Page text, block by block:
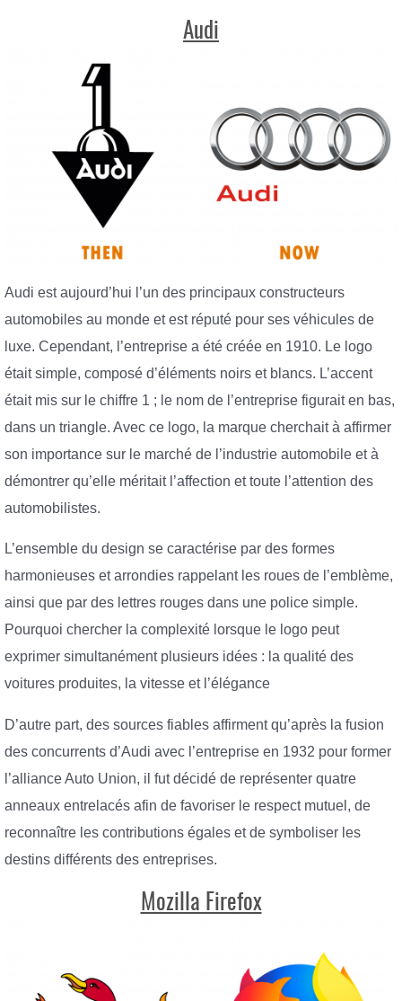
Audi
Audi est aujourd’hui l’un des principaux constructeurs
automobiles au monde et est réputé pour ses véhicules de
luxe. Cependant, l’entreprise a été créée en 1910. Le logo
était simple, composé d’éléments noirs et blancs. L’accent
était mis sur le chiffre 1 ; le nom de l’entreprise figurait en bas,
dans un triangle. Avec ce logo, la marque cherchait à affirmer
son importance sur le marché de l’industrie automobile et à
démontrer qu’elle méritait l’affection et toute l’attention des
automobilistes.
L’ensemble du design se caractérise par des formes
harmonieuses et arrondies rappelant les roues de l’emblème,
ainsi que par des lettres rouges dans une police simple.
Pourquoi chercher la complexité lorsque le logo peut
exprimer simultanément plusieurs idées : la qualité des
voitures produites, la vitesse et l’élégance
D’autre part, des sources fiables affirment qu’après la fusion
des concurrents d’Audi avec l’entreprise en 1932 pour former
l’alliance Auto Union, il fut décidé de représenter quatre
anneaux entrelacés afin de favoriser le respect mutuel, de
reconnaître les contributions égales et de symboliser les
destins différents des entreprises.
Mozilla Firefox